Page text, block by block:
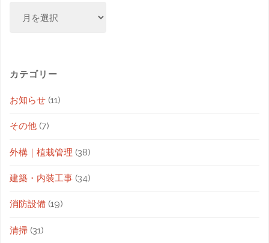
カテゴリー
お知らせ (11)
その他 (7)
外構｜植栽管理 (38)
建築・内装工事 (34)
消防設備 (19)
清掃 (31)